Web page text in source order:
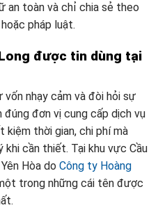
an toàn và chỉ chia sẻ theo
pháp luật.
được tin dùng tại
nhạy cảm và đòi hỏi sự
đơn vị cung cấp dịch vụ
kiệm thời gian, chi phí mà
khi cần thiết. Tại khu vực Cầu
Hòa do Công ty Hoàng
trong những cái tên được